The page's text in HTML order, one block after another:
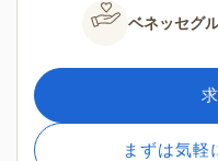
ベネッセグ
まずは気軽